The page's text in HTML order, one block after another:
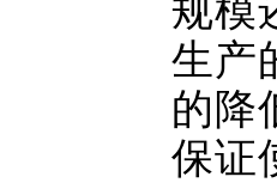
生产
的降
保证